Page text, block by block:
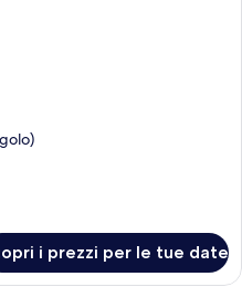
i prezzi per le tue date